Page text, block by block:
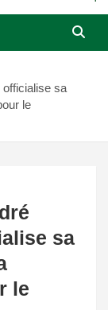
officialise sa
le
sa
le